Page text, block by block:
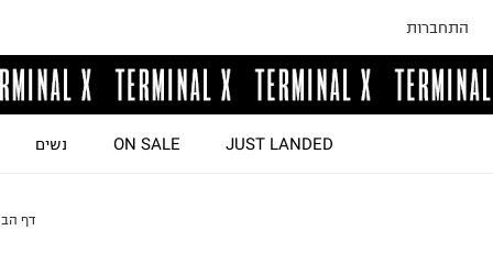
התחברות
JUST LANDED
ON SALE נשים
דף